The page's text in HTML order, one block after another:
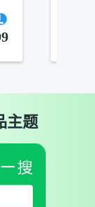
主题